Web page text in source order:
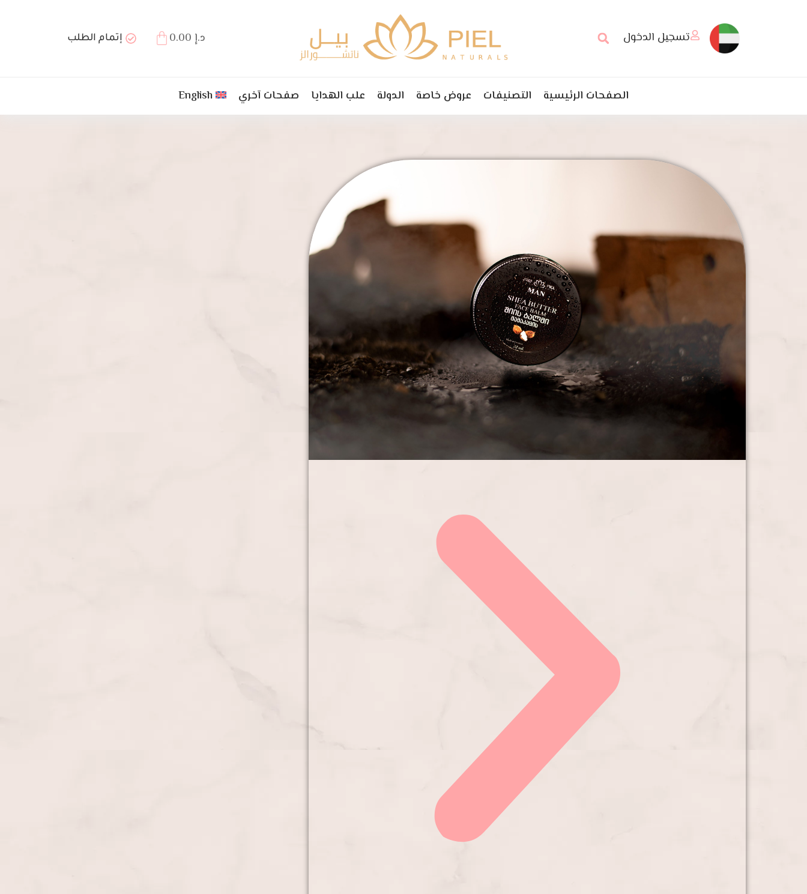
تسجيل الدخول د.إ إتمام الطلب
الصفحات الرئيسية التصنيفات عروض خاصة الدولة علب الهدايا صفحات آخري English